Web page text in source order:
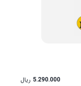
5.290.000 ریال